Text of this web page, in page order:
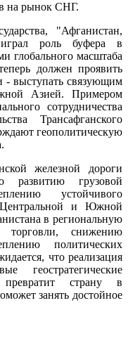
на рынок СНГ.
"Афганистан,
роль буфера в
глобального масштаба
должен проявить
- выступать связующим
Азией. Примером
сотрудничества
Трансафганского
геополитическую
железной дороги
развитию грузовой
устойчивого
Центральной и Южной
в региональную
торговли, снижению
политических
что реализация
геостратегические
страну в
занять достойное